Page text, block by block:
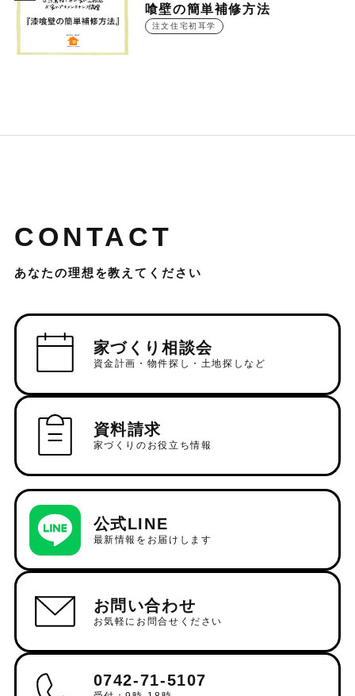
喰壁の簡単補修方法
注文住宅初耳学
CONTACT
あなたの理想を教えてください
家づくり相談会
資金計画・物件探し・土地探しなど
資料請求
家づくりのお役立ち情報
公式LINE
最新情報をお届けします
お問い合わせ
お気軽にお問合せください
0742-71-5107